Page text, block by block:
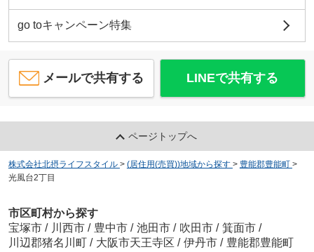
go toキャンペーン特集
メールで共有する LINEで共有する
ページトップへ
株式会社北摂ライフスタイル > (居住用(売買))地域から探す > 豊能郡豊能町 >
光風台2丁目
市区町村から探す
宝塚市 / 川西市 / 豊中市 / 池田市 / 吹田市 / 箕面市 /
川辺郡猪名川町 / 大阪市天王寺区 / 伊丹市 / 豊能郡豊能町